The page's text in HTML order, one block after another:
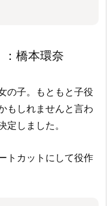
：橋本環奈
の子。もともと子役
もしれませんと言わ
しました。
トカットにして役作